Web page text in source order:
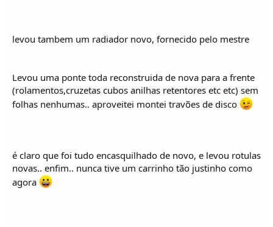
levou tambem um radiador novo, fornecido pelo mestre
Levou uma ponte toda reconstruida de nova para a frente
(rolamentos,cruzetas cubos anilhas retentores etc etc) sem
folhas nenhumas.. aproveitei montei travões de disco
é claro que foi tudo encasquilhado de novo, e levou rotulas
novas.. enfim.. nunca tive um carrinho tão justinho como
agora